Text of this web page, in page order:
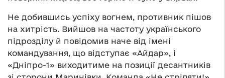
Не добившись успіху вогнем, противник пішов
на хитрість. Вийшов на частоту українського
підрозділу й повідомив наче від імені
командування, що відступає «Айдар», і
«Дніпро-1» виходитиме на позиції десантників